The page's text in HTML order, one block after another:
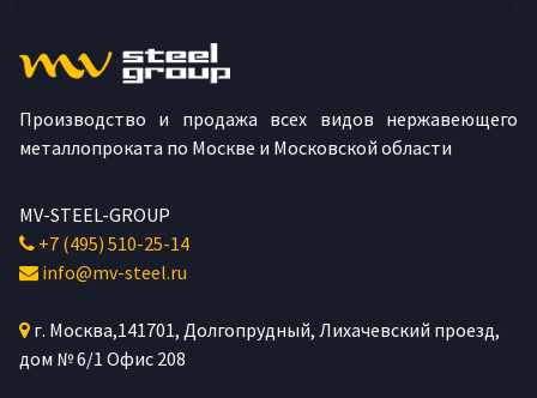
Производство и продажа всех видов нержавеющего
металлопроката по Москве и Московской области
MV-STEEL-GROUP
+7 (495) 510-25-14
info@mv-steel.ru
г. Москва,141701, Долгопрудный, Лихачевский проезд,
дом № 6/1 Офис 208